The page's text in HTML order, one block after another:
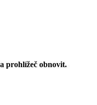
prohlížeč obnovit.